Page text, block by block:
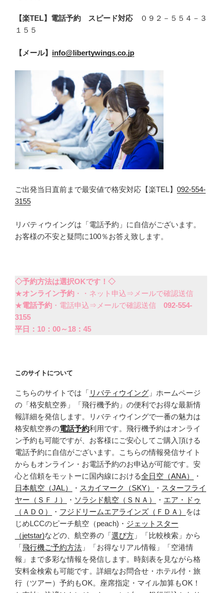
【楽TEL】電話予約 スピード対応
０９２－５５４－３
１５５
【メール】 info@libertywings.co.jp
ご出発当日直前まで最安値で格安対応【楽TEL】 092-554-
3155
リバティウイングは「電話予約」に自信がございます。
お客様の不安と疑問に100％お答え致します。
◇予約方法は選択OKです！◇
★オンライン予約 ・・ネット申込⇒メールで確認送信
★電話予約 ・電話申込⇒メールで確認送信 092-554-
3155
平日：10：00～18：45
このサイトについて
こちらのサイトでは「 リバティウイング 」ホームページ
の「格安航空券」「飛行機予約」の便利でお得な最新情
報詳細を発信します。リバティウイングで一番の魅力は
格安航空券の電話予約利用です。飛行機予約はオンライ
ン予約も可能ですが、お客様にご安心してご購入頂ける
電話予約に自信がございます。こちらの情報発信サイト
からもオンライン・お電話予約のお申込が可能です。安
心と信頼をモットーに国内線における全日空（ANA）
・
日本航空（JAL）
・ スカイマーク（SKY） ・ スターフライ
ヤー（ＳＦＪ）
・ ソラシド航空（ＳＮＡ） ・ エア・ドゥ
（ＡＤＯ）
・ フジドリームエアラインズ（ＦＤＡ）
をは
じめLCCのピーチ航空（peach)・ ジェットスター
（jetstar)などの、航空券の「選び方 」「比較検索」から
「飛行機ご予約方法 」「お得なリアル情報」「空港情
報」まで多彩な情報を発信します。時刻表を見ながら格
安料金検索も可能です。詳細なお問合せ・ホテル付・旅
行（ツアー）予約もOK。座席指定・マイル加算もOK！